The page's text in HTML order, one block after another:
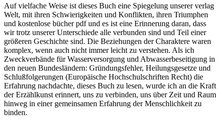
Auf vielfache Weise ist dieses Buch eine Spiegelung unserer verlag
Welt, mit ihren Schwierigkeiten und Konflikten, ihren Triumphen
und kostenlose bücher pdf und es ist eine Erinnerung daran, dass
wir trotz unserer Unterschiede alle verbunden sind und Teil einer
größeren Geschichte sind. Die Beziehungen der Charaktere waren
komplex, wenn auch nicht immer leicht zu verstehen. Als ich
Zweckverbände für Wasserversorgung und Abwasserbeseitigung in
den neuen Bundesländern: Gründungsfehler, Heilungsgesetze und
Schlußfolgerungen (Europäische Hochschulschriften Recht) die
Erfahrung nachdachte, dieses Buch zu lesen, wurde ich an die Kraft
der Erzählkunst erinnert, uns zu verbinden, uns über Zeit und Raum
hinweg in einer gemeinsamen Erfahrung der Menschlichkeit zu
binden.